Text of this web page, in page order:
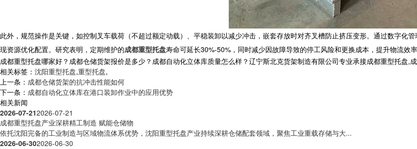
此外，规范操作是关键，如控制叉车载荷（不超过额定动载）、平稳装卸以减少冲击，嵌套存放时对齐叉槽防止挤压变形。通过数字化
现资源优化配置。研究表明，定期维护的成都重型托盘寿命可延长30%-50%，同时减少因故障导致的停工风险和更换成本，提升物流效率
成都重型托盘哪家好？成都仓储货架报价是多少？成都自动化立体库质量怎么样？辽宁斯北克货架制造有限公司专业承接成都重型托盘,
相关标签： 沈阳重型托盘,重型托盘,
上一条： 成都仓储货架的抗冲击性能如何
下一条： 成都自动化立体库在港口装卸作业中的应用优势
相关新闻
2026-07-212026-07-21
成都重型托盘产业深耕精工制造 赋能仓储物
依托沈阳完备的工业制造与区域物流体系优势，沈阳重型托盘产业持续深耕仓储配套领域，聚焦工业重载存储与大...
2026-06-302026-06-30